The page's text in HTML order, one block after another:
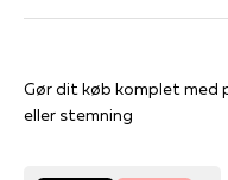
Gør dit køb komplet med
eller stemning